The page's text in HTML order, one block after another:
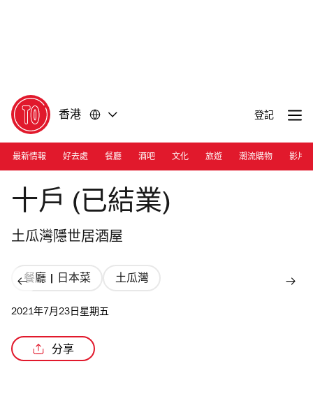
香港 登記
最新情報 好去處 餐廳 酒吧 文化 旅遊 潮流購物 影片
Photograph: Courtesy Yakitori Juuko
十戶 (已結業)
土瓜灣隱世居酒屋
餐廳 | 日本菜 土瓜灣
2021年7月23日星期五
分享